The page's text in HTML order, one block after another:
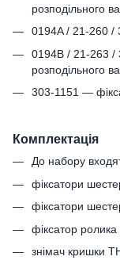
розподільного
0194A / 21-260 /
0194B / 21-263 /
розподільного
303-1151 —
Комплектація
До набору
фіксатори
фіксатори
фіксатор
знімач кришки